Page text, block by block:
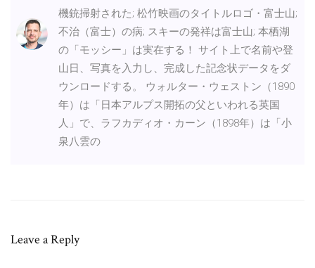
機銃掃射された; 松竹映画のタイトルロゴ・富士山;
不治（富士）の病; スキーの発祥は富士山; 本栖湖
の「モッシー」は実在する！ サイト上で名前や登
山日、写真を入力し、完成した記念状データをダ
ウンロードする。 ウォルター・ウェストン（1890
年）は「日本アルプス開拓の父といわれる英国
人」で、ラフカディオ・カーン（1898年）は「小
泉八雲の
Leave a Reply